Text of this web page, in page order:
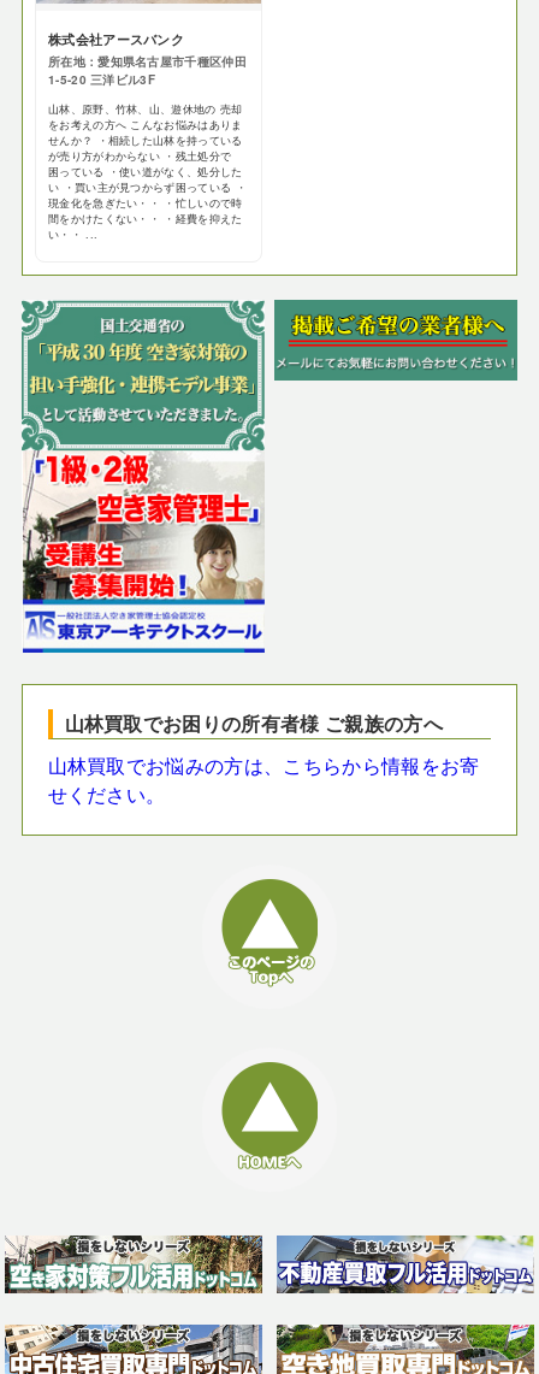
株式会社アースバンク
所在地：愛知県名古屋市千種区仲田
1-5-20 三洋ビル3F
山林、原野、竹林、山、遊休地の 売却
をお考えの方へ こんなお悩みはありま
せんか？ ・相続した山林を持っている
が売り方がわからない ・残土処分で
困っている ・使い道がなく、処分した
い ・買い主が見つからず困っている ・
現金化を急ぎたい・・ ・忙しいので時
間をかけたくない・・ ・経費を抑えた
い・・ ...
山林買取でお困りの所有者様 ご親族の方へ
山林買取でお悩みの方は、こちらから情報をお寄
せください。